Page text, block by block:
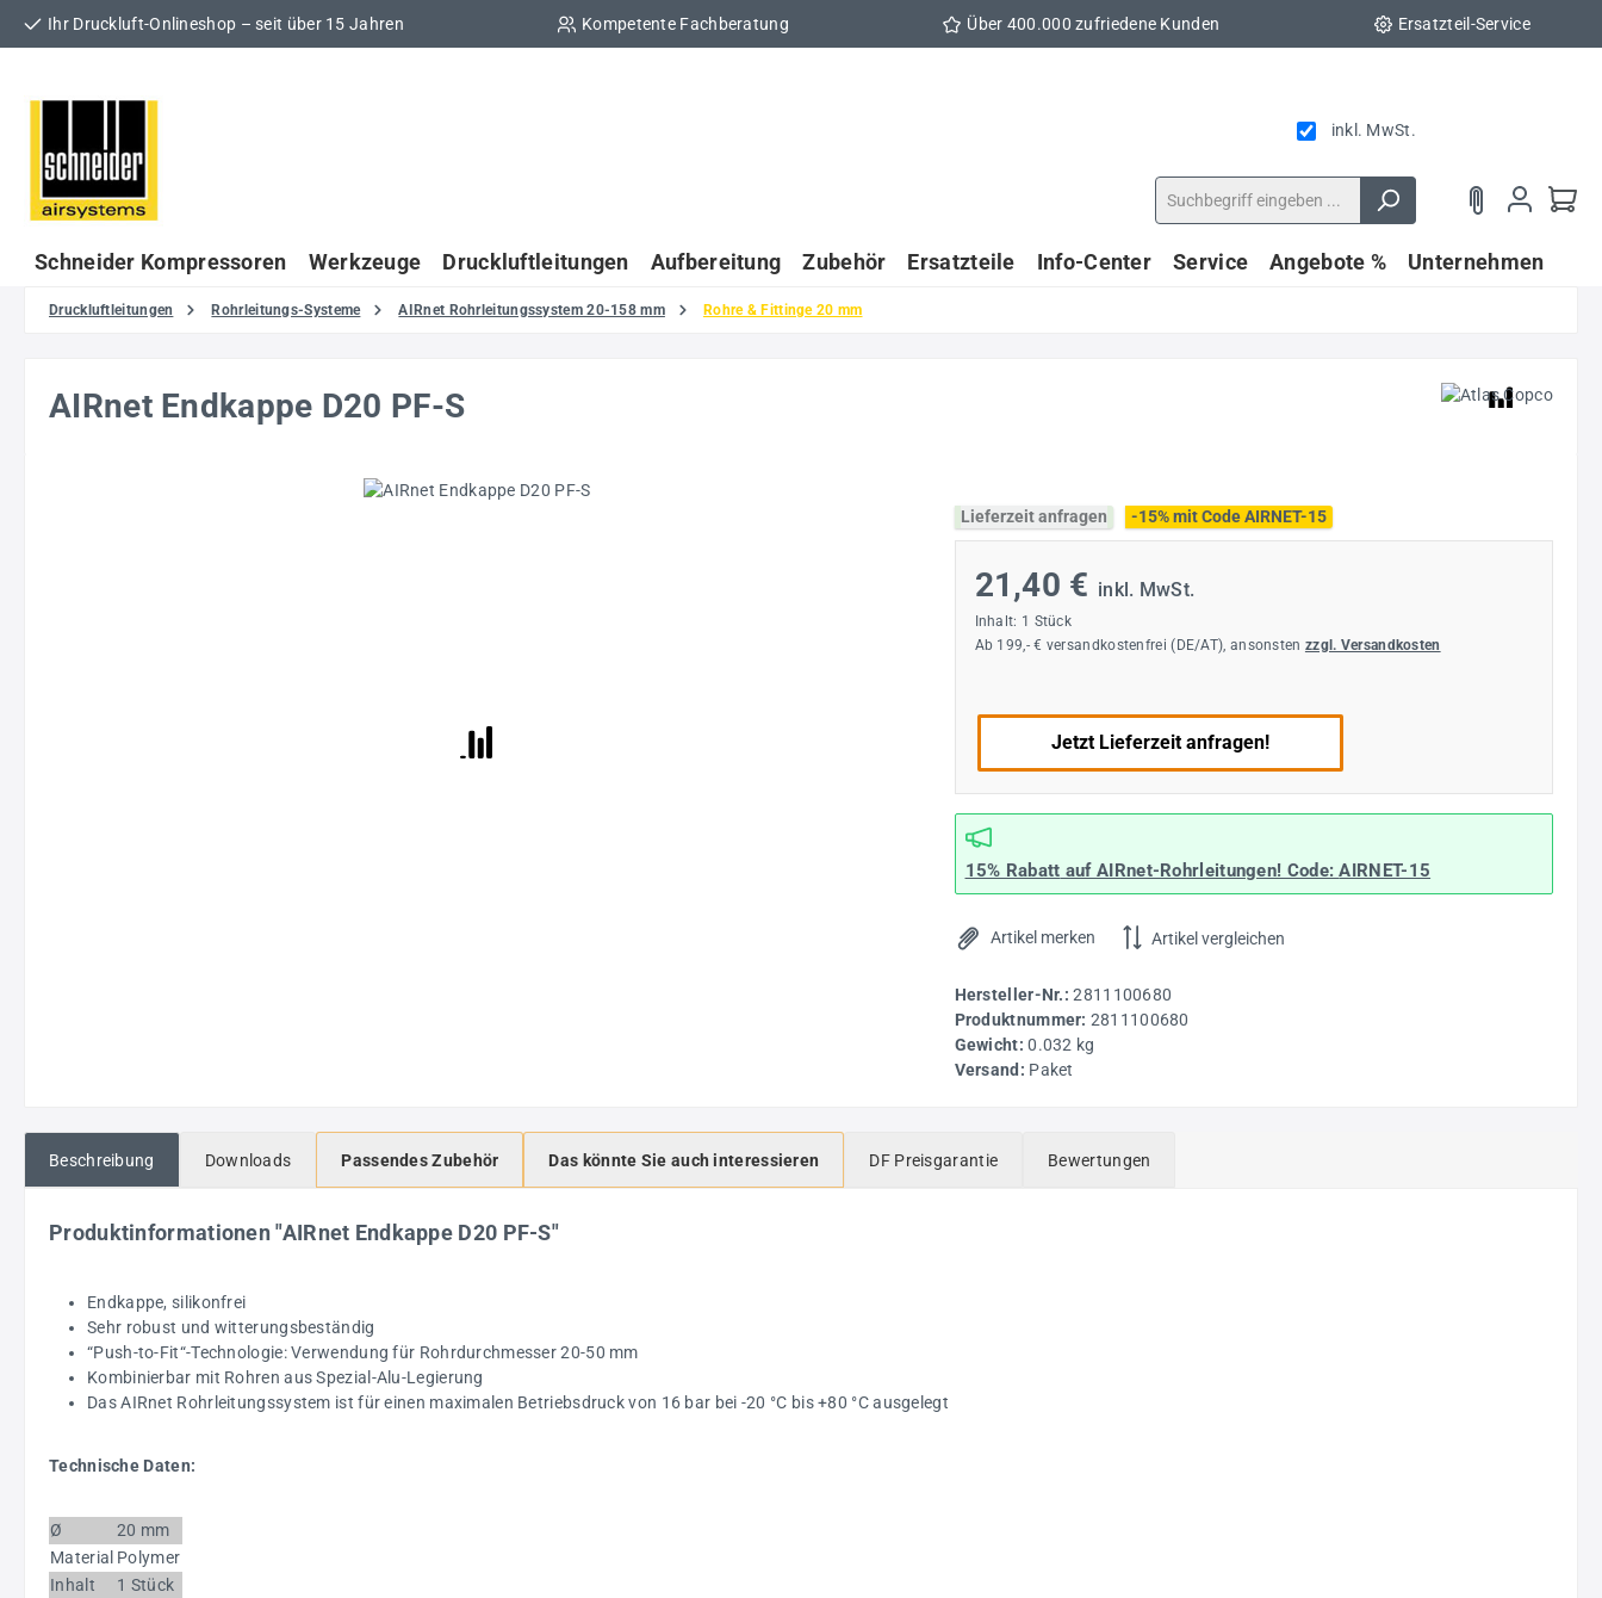
Hauptinhalt springen
Zur Suche springen
Zur Hauptnavigation springen
Ihr Druckluft-Onlineshop – seit über 15 Jahren Kompetente Fachberatung Über 400.000 zufriedene Kunden Ersatzteil-Service
inkl. MwSt.
Schneider Kompressoren Werkzeuge Druckluftleitungen Aufbereitung Zubehör Ersatzteile Info-Center Service Angebote % Unternehmen
Druckluftleitungen Rohrleitungs-Systeme AIRnet Rohrleitungssystem 20-158 mm Rohre & Fittinge 20 mm
AIRnet Endkappe D20 PF-S
Lieferzeit anfragen
-15% mit Code AIRNET-15
21,40 € inkl. MwSt.
Inhalt: 1 Stück
Ab 199,- € versandkostenfrei (DE/AT), ansonsten zzgl. Versandkosten
Jetzt Lieferzeit anfragen!
15% Rabatt auf AIRnet-Rohrleitungen! Code:AIRNET-15
Artikel merken Artikel vergleichen
Hersteller-Nr.:2811100680
Produktnummer: 2811100680
Gewicht:0.032 kg
Versand: Paket
Beschreibung Downloads Passendes Zubehör Das könnte Sie auch interessieren DF Preisgarantie Bewertungen
Produktinformationen "AIRnet Endkappe D20 PF-S"
Endkappe, silikonfrei
Sehr robust und witterungsbeständig
“Push-to-Fit“-Technologie: Verwendung für Rohrdurchmesser 20-50 mm
Kombinierbar mit Rohren aus Spezial-Alu-Legierung
Das AIRnet Rohrleitungssystem ist für einen maximalen Betriebsdruck von 16 bar bei -20 °C bis +80 °C ausgelegt
Technische Daten:
Ø
20 mm
Material Polymer
Inhalt
1 Stück